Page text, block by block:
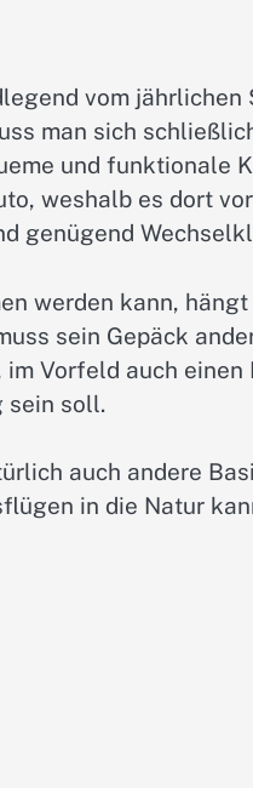
vom
man sich
und funktionale
weshalb es dort
genügend
werden kann, hängt
sein Gepäck
Vorfeld auch
sein soll.
auch andere
in die Natur